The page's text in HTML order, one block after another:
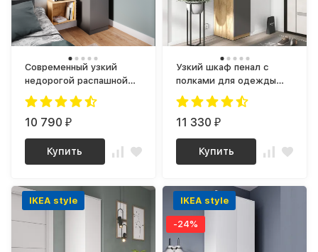
Современный узкий
недорогой распашной
шкаф пенал для одежды
с полками Графит МШ
400.1 (МП) МС мори
10 790₽
Купить
Узкий шкаф пенал с
полками для одежды
ШР-01 СИТИ ЛДСП
серый графит / дуб
крафт золотой
11 330₽
Купить
IKEA style IKEA style
-24%